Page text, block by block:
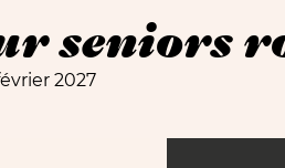
seniors
2027